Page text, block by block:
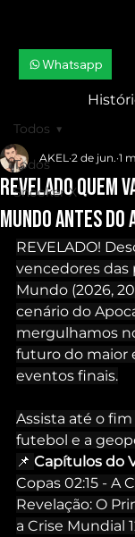
Whatsapp
Todos
Snooker X
Todos
REVELADO
MUNDO antes do
AKEL 2 de jun. 1
REVELADO!
vencedores das
Mundo (2026,
cenário do
mergulhamos
futuro do maior
eventos finais.
Assista até o
futebol e a
📌 Capítulos do
Copas 02:15 - A
Revelação: O
a Crise Mundial